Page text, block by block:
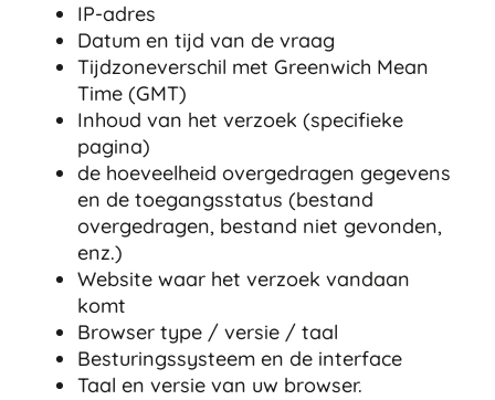
IP-adres
Datum en tijd van de vraag
Tijdzoneverschil met Greenwich Mean
Time (GMT)
Inhoud van het verzoek (specifieke
pagina)
de hoeveelheid overgedragen gegevens
en de toegangsstatus (bestand
overgedragen, bestand niet gevonden,
enz.)
Website waar het verzoek vandaan
komt
Browser type / versie / taal
Besturingssysteem en de interface
Taal en versie van uw browser.